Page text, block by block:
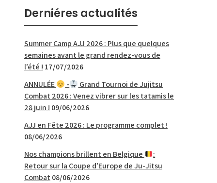
Derniéres actualités
Summer Camp AJJ 2026 : Plus que quelques
semaines avant le grand rendez-vous de
l’été ! 17/07/2026
ANNULÉE
-
Grand Tournoi de Jujitsu
Combat 2026 : Venez vibrer sur les tatamis le
28 juin ! 09/06/2026
AJJ en Fête 2026 : Le programme complet !
08/06/2026
Nos champions brillent en Belgique
:
Retour sur la Coupe d’Europe de Ju-Jitsu
Combat 08/06/2026